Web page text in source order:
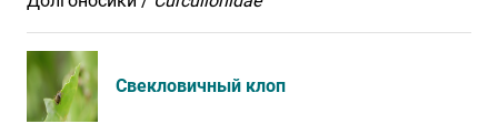
Свекловичный клоп